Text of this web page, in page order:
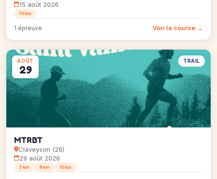
15 août 2026
10 km
1 épreuve Voir la course →
AOÛT
29
TRAIL
MTRBT
Claveyson (26)
29 août 2026
3 km 9 km 15 km